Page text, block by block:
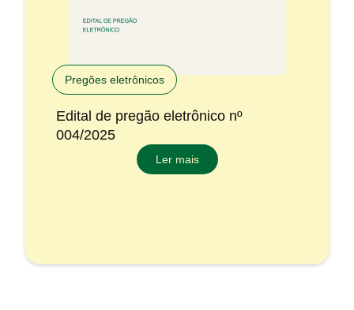
Pregões eletrônicos
Edital de pregão eletrônico nº
004/2025
Ler mais